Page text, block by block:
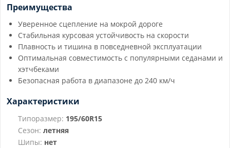
Преимущества
Уверенное сцепление на мокрой дороге
Стабильная курсовая устойчивость на скорости
Плавность и тишина в повседневной эксплуатации
Оптимальная совместимость с популярными седанами и
хэтчбеками
Безопасная работа в диапазоне до 240 км/ч
Характеристики
Типоразмер: 195/60R15
Сезон: летняя
Шипы: нет